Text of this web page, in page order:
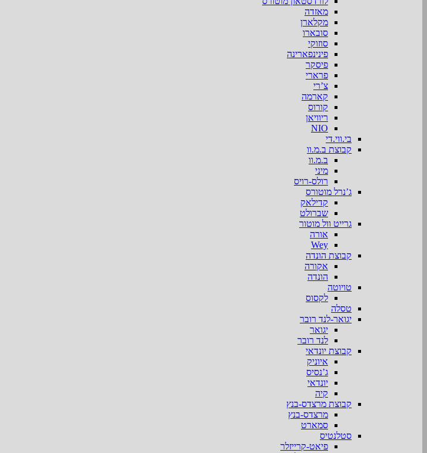
מאזדה
מקלארן
סובארו
סוזוקי
פינינפארינה
פיסקר
פרארי
צ’רי
קארמה
קורוס
ריוויאן
NIO
בי.ווי.די
קבוצת ב.מ.וו
ב.מ.וו
מיני
רולס-רויס
ג’נרל מוטורס
קדילאק
שברולט
גרייט וול מוטור
אורה
Wey
קבוצת הונדה
אקורה
הונדה
טויוטה
לקסוס
טסלה
יגואר-לנד רובר
יגואר
לנד רובר
קבוצת יונדאי
איוניק
ג’נסיס
יונדאי
קיה
קבוצת מרצדס-בנץ
מרצדס-בנץ
סמארט
סטלנטיס
פיאט-קרייזלר